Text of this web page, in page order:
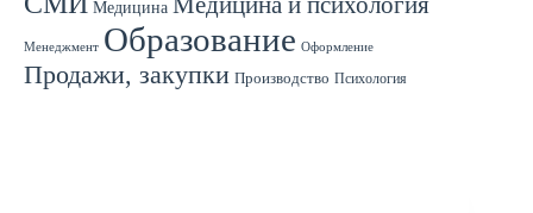
Медицина
Менеджмент Образование Оформление
Продажи, закупки Производство Психология